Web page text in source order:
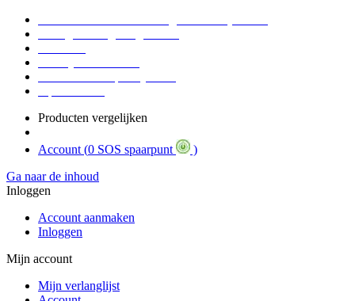
Producten vergelijken
Account (0 SOS spaarpunt
)
Ga naar de inhoud
Inloggen
Account aanmaken
Inloggen
Mijn account
Mijn verlanglijst